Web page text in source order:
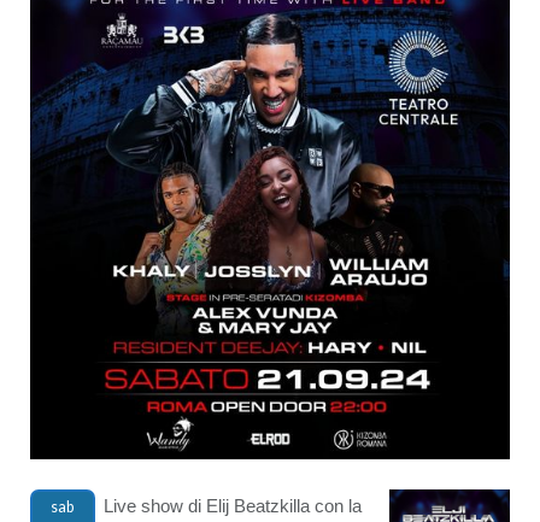
sab
Live show di Elij Beatzkilla con la